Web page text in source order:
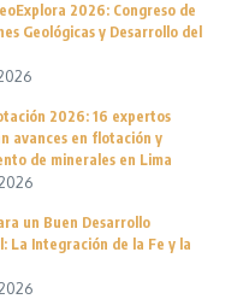
2026: Congreso de
Geológicas y Desarrollo del
2026: 16 expertos
avances en flotación y
de minerales en Lima
un Buen Desarrollo
La Integración de la Fe y la